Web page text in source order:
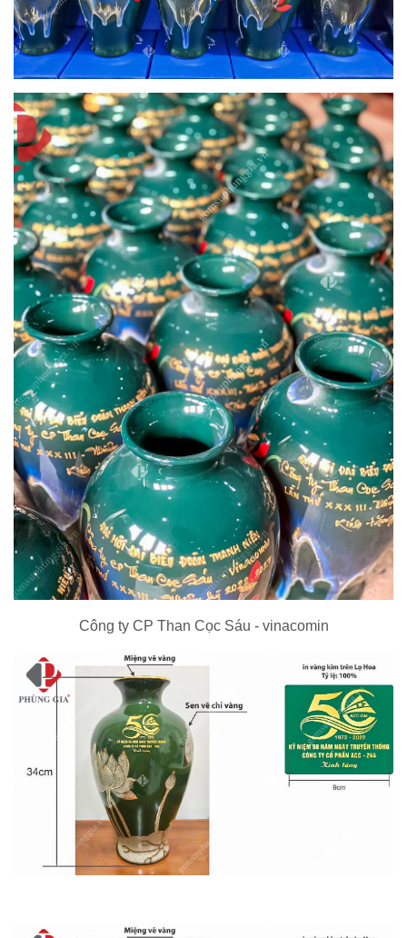
Công ty CP Than Cọc Sáu - vinacomin